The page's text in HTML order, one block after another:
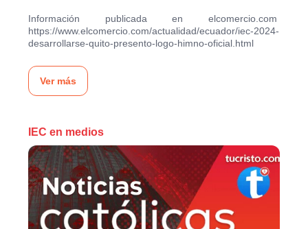
Información publicada en elcomercio.com
https://www.elcomercio.com/actualidad/ecuador/iec-2024-
desarrollarse-quito-presento-logo-himno-oficial.html
Ver más
IEC en medios